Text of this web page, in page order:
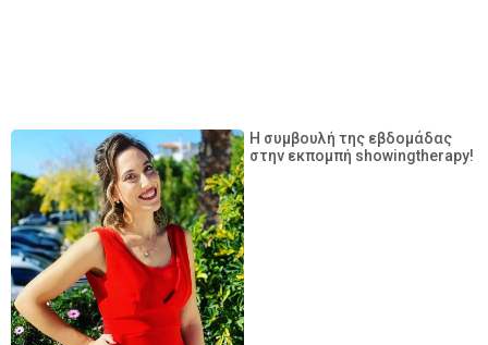
Η συμβουλή της εβδομάδας
στην εκπομπή showingtherapy!